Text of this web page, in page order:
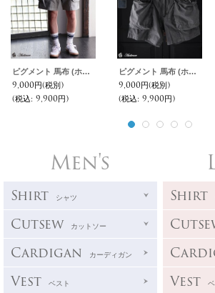
ピグメント 馬布 (ホースクロス) キャンピング イージーショーツ /Audience
9,000円(税別)
(税込: 9,900円)
ピグメント 馬布 (ホースクロス) キャンピング イージーショーツ /Audience
9,000円(税別)
(税込: 9,900円)
Men's
Shirt シャツ
Cutsew カットソー
Cardigan カーディガン
Vest ベスト
Shirt
Vest